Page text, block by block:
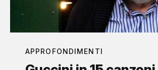
APPROFONDIMENTI